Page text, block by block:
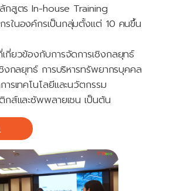
กสูตร In-house Training
ในองค์กรเป็นกลุ่มตั้งแต่ 10 คนขึ้น
กี่ยวข้องกับการจัดการเชิงกลยุทธ์
งกลยุทธ์ การบริหารทรัพยากรบุคคล
ารเทคโนโลยีและนวัตกรรม
กส์และซัพพลายเชน เป็นต้น